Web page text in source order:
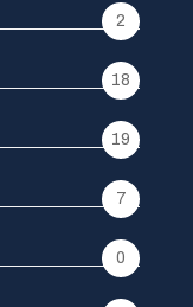
2
18
19
7
0